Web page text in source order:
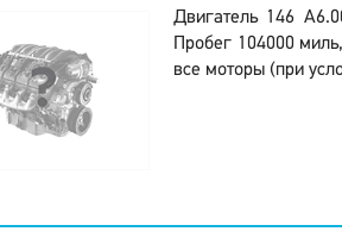
Двигатель 146
Пробег 104000
все моторы (при